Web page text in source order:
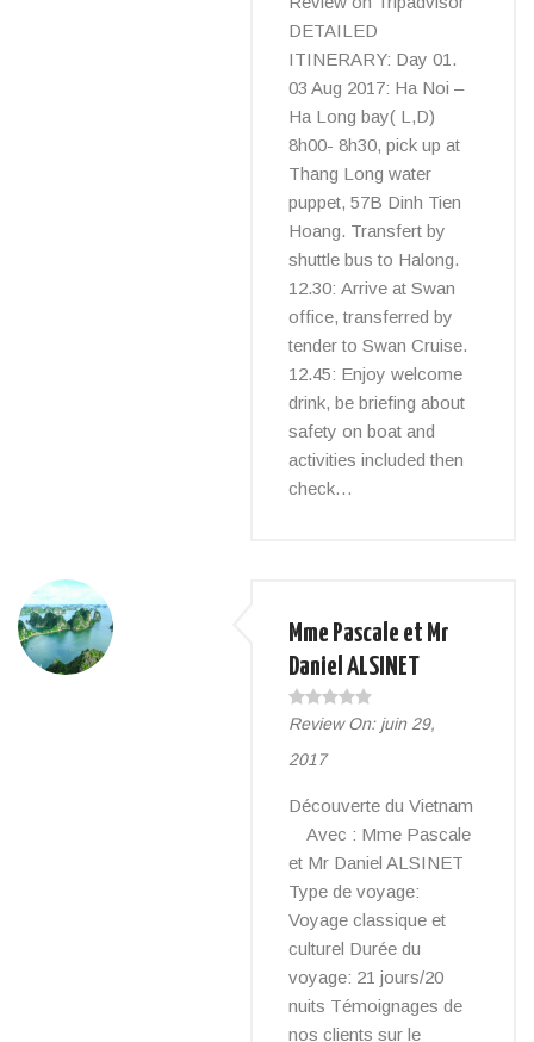
DETAILED
ITINERARY: Day 01.
03 Aug 2017: Ha Noi –
Ha Long bay( L,D)
8h00- 8h30, pick up at
Thang Long water
puppet, 57B Dinh Tien
Hoang. Transfert by
shuttle bus to Halong.
12.30: Arrive at Swan
office, transferred by
tender to Swan Cruise.
12.45: Enjoy welcome
drink, be briefing about
safety on boat and
activities included then
check…
Mme Pascale et Mr
Daniel ALSINET
Review On: juin 29,
2017
Découverte du Vietnam
Avec : Mme Pascale
et Mr Daniel ALSINET
Type de voyage:
Voyage classique et
culturel Durée du
voyage: 21 jours/20
nuits Témoignages de
nos clients sur le